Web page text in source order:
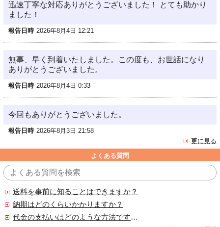
迅速丁寧な対応ありがとうございました！ とても助かり
ました！
報告日時 2026年8月4日 12:21
無事、早く到着いたしました。この度も、お世話になり
ありがとうございました。
報告日時 2026年8月4日 0:33
今回もありがとうございました。
報告日時 2026年8月3日 21:58
更に見る
よくある質問
送料を事前に知ることはできますか？
納期はどのくらいかかりますか？
代金の支払いはどのような方法ですか？